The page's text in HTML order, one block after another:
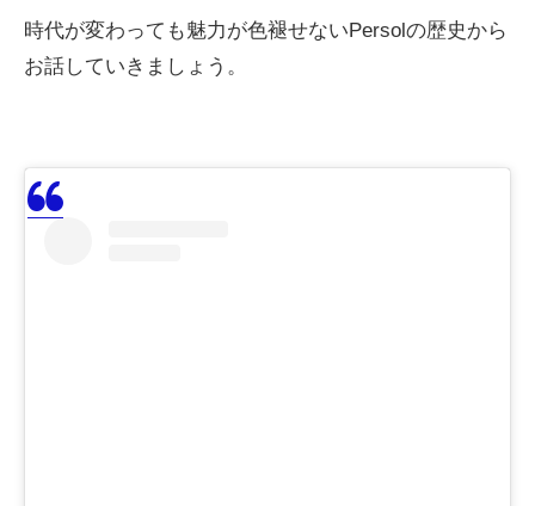
時代が変わっても魅力が色褪せないPersolの歴史から
お話していきましょう。